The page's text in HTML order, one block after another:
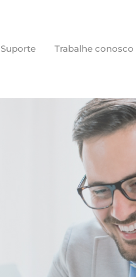
Suporte Trabalhe conosco